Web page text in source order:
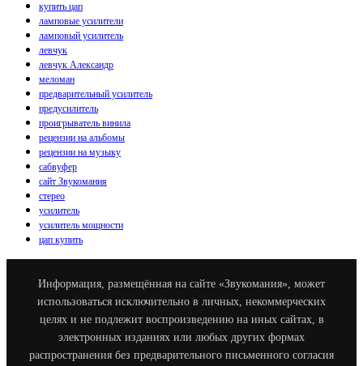
купить цап
ламповые усилители
ламповый усилитель
левчук
левчук Александр
меломан
предварительный усилитель
предусилитель
проигрыватель винила
рецензии на альбомы
рецензии на музыку
сабвуфер
сайт Звукомания
стерео
усилитель
усилитель мощности
цап купить
Информация, размещённая на сайте «Звукомания», может
использоваться исключительно в личных, некоммерческих
целях и не подлежит воспроизведению на иных сайтах, в
электронных изданиях или любых других формах
распространения без предварительного письменного согласия